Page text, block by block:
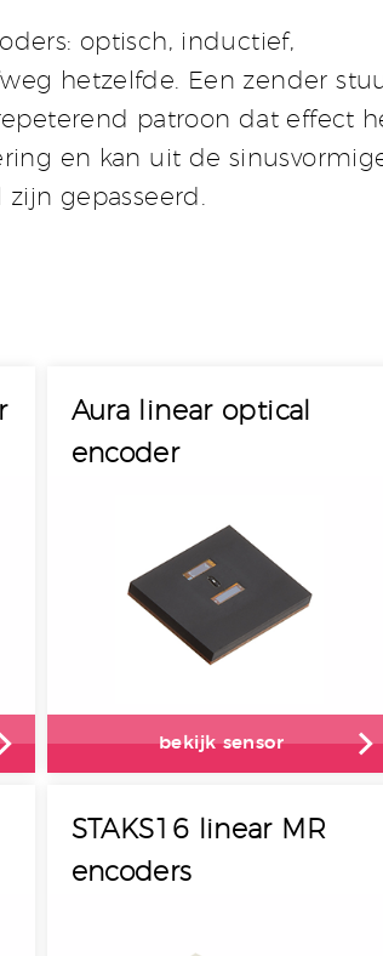
optisch, inductief,
hetzelfde. Een zender
patroon dat effect
en kan uit de
gepasseerd.
Aura linear optical
encoder
bekijk sensor
STAKS16 linear MR
encoders